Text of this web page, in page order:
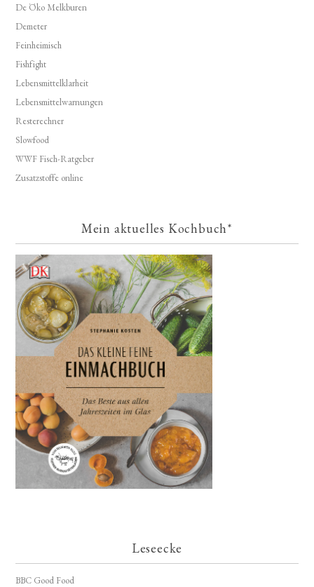
De Öko Melkburen
Demeter
Feinheimisch
Fishfight
Lebensmittelklarheit
Lebensmittelwarnungen
Resterechner
Slowfood
WWF Fisch-Ratgeber
Zusatzstoffe online
Mein aktuelles Kochbuch*
Leseecke
BBC Good Food